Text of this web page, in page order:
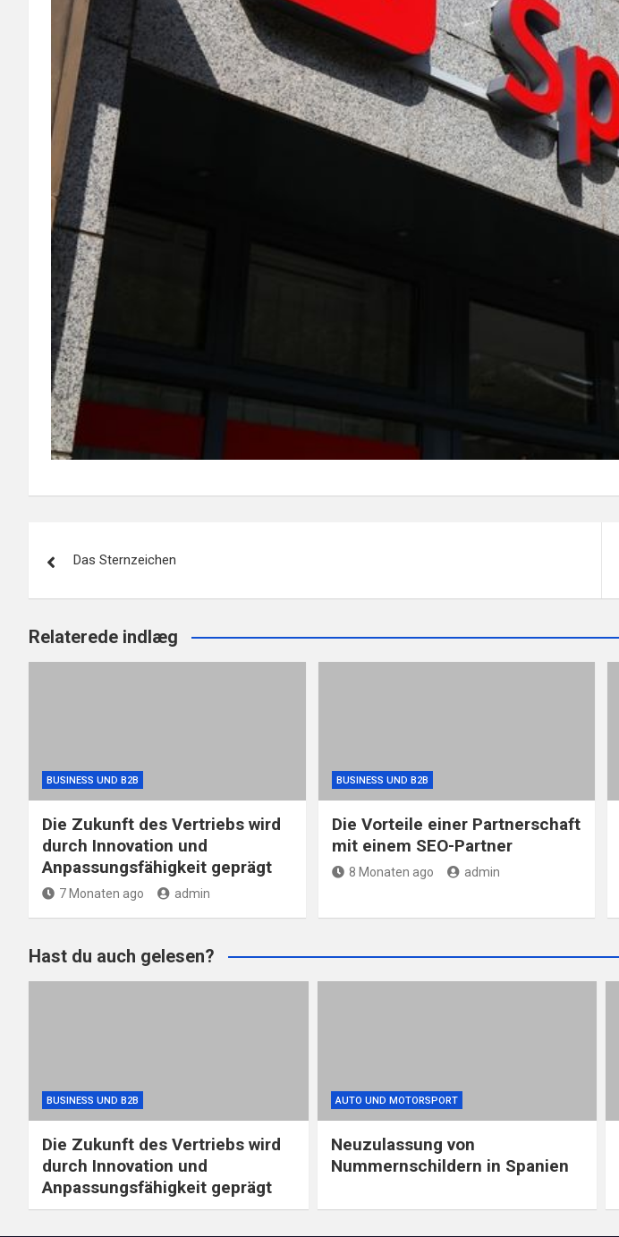
Das Sternzeichen
Relaterede indlæg
BUSINESS UND B2B
Die Zukunft des Vertriebs wird
durch Innovation und
Anpassungsfähigkeit geprägt
7 Monaten ago admin
BUSINESS UND B2B
Die Vorteile einer Partnerschaft
mit einem SEO-Partner
8 Monaten ago admin
Hast du auch gelesen?
BUSINESS UND B2B
Die Zukunft des Vertriebs wird
durch Innovation und
Anpassungsfähigkeit geprägt
AUTO UND MOTORSPORT
Neuzulassung von
Nummernschildern in Spanien